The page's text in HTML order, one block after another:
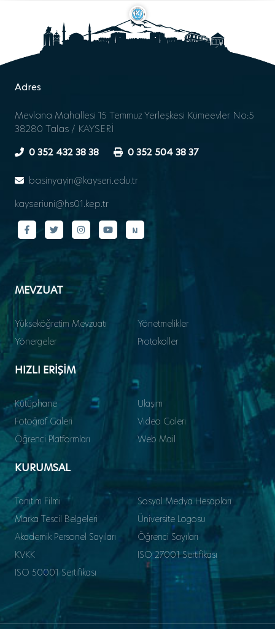
Adres
Mevlana Mahallesi 15 Temmuz Yerleşkesi Kümeevler No:5
38280 Talas / KAYSERİ
0 352 432 38 38
0 352 504 38 37
basinyayin@kayseri.edu.tr
kayseriuni@hs01.kep.tr
MEVZUAT
Yükseköğretim Mevzuatı
Yönetmelikler
Yönergeler
Protokoller
HIZLI ERİŞİM
Kütüphane
Ulaşım
Fotoğraf Galeri
Video Galeri
Öğrenci Platformları
Web Mail
KURUMSAL
Tanıtım Filmi
Sosyal Medya Hesapları
Marka Tescil Belgeleri
Üniversite Logosu
Akademik Personel Sayıları
Öğrenci Sayıları
KVKK
ISO 27001 Sertifikası
ISO 50001 Sertifikası